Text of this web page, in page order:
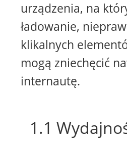
urządzenia, na
ładowanie,
klikalnych
mogą zniechęcić
internautę.
1.1